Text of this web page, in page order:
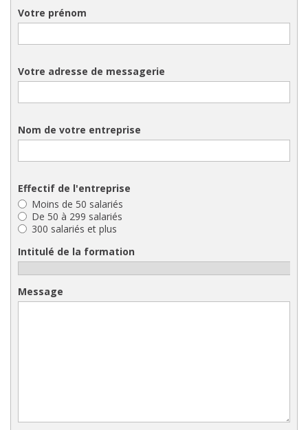
Votre prénom
Votre adresse de messagerie
Nom de votre entreprise
Effectif de l'entreprise
Moins de 50 salariés
De 50 à 299 salariés
300 salariés et plus
Intitulé de la formation
Message